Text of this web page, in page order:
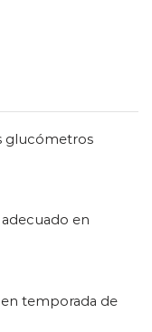
glucómetros
en
temporada de